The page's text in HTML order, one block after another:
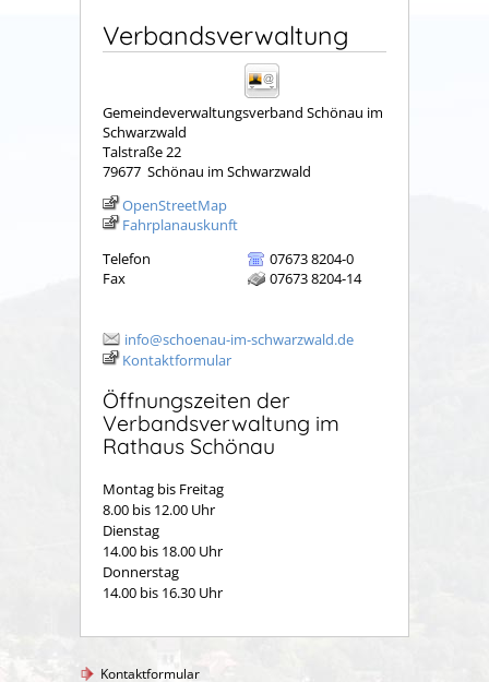
Verbandsverwaltung
Gemeindeverwaltungsverband Schönau im
Schwarzwald
Talstraße 22
79677 Schönau im Schwarzwald
OpenStreetMap
Fahrplanauskunft
Telefon
07673 8204-0
Fax
07673 8204-14
info@schoenau-im-schwarzwald.de
Kontaktformular
Öffnungszeiten der
Verbandsverwaltung im
Rathaus Schönau
Montag bis Freitag
8.00 bis 12.00 Uhr
Dienstag
14.00 bis 18.00 Uhr
Donnerstag
14.00 bis 16.30 Uhr
Kontaktformular